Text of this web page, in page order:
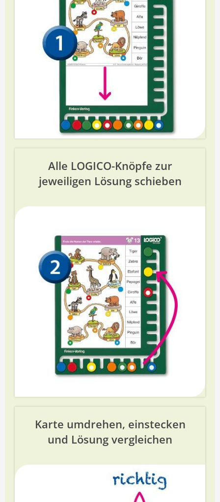
Alle LOGICO-Knöpfe zur
jeweiligen Lösung schieben
Karte umdrehen, einstecken
und Lösung vergleichen